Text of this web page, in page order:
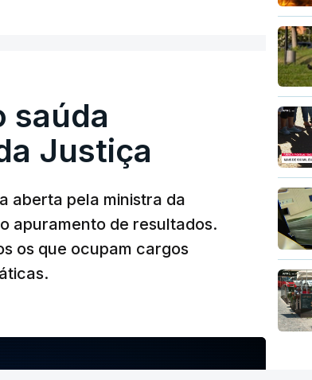
saúda
Justiça
aberta pela ministra da
apuramento de resultados.
os que ocupam cargos